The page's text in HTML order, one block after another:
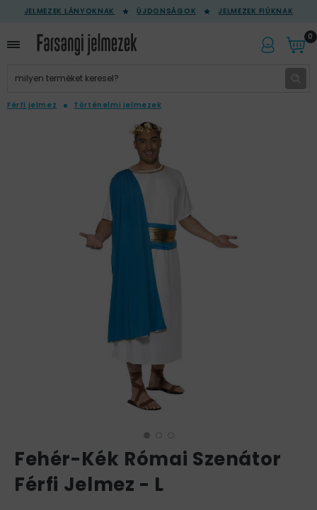
JELMEZEK LÁNYOKNAK ÚJDONSÁGOK JELMEZEK FIÚKNAK
0
Férfi jelmez Történelmi jelmezek
Fehér-Kék Római Szenátor
Férfi Jelmez - L